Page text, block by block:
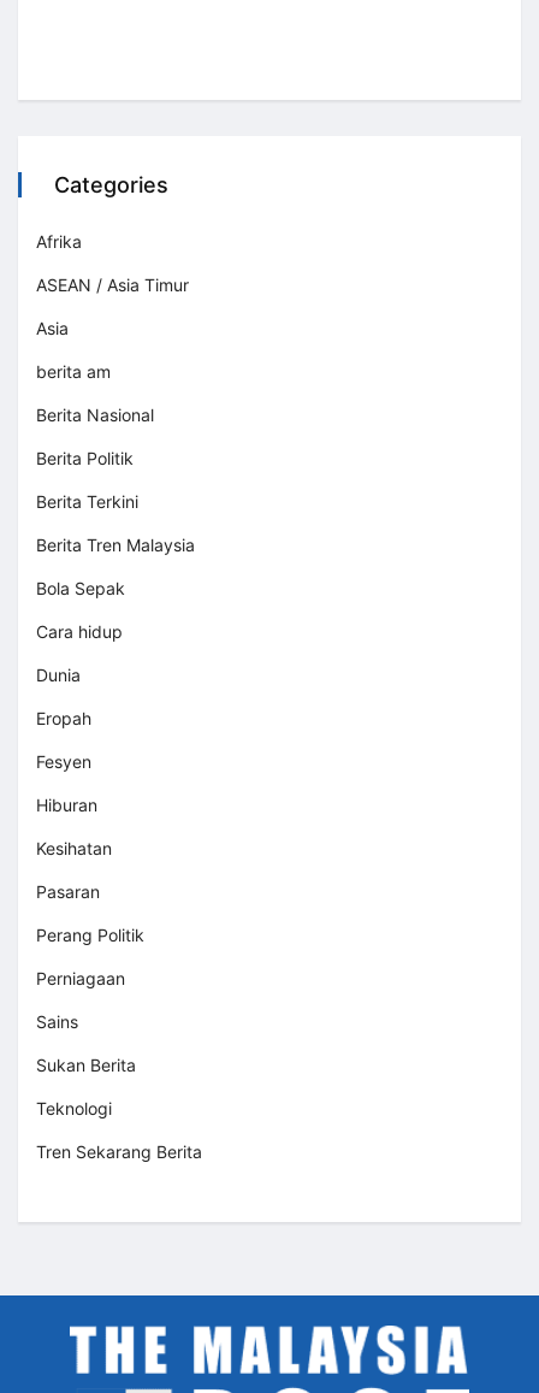
Categories
Afrika
ASEAN / Asia Timur
Asia
berita am
Berita Nasional
Berita Politik
Berita Terkini
Berita Tren Malaysia
Bola Sepak
Cara hidup
Dunia
Eropah
Fesyen
Hiburan
Kesihatan
Pasaran
Perang Politik
Perniagaan
Sains
Sukan Berita
Teknologi
Tren Sekarang Berita